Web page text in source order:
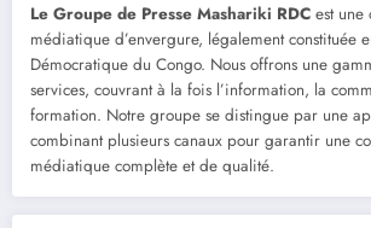
Le Groupe de Presse Mashariki RDC est une
médiatique d’envergure, légalement constituée
Démocratique du Congo. Nous offrons une
services, couvrant à la fois l’information, la
formation. Notre groupe se distingue par une
combinant plusieurs canaux pour garantir une
médiatique complète et de qualité.